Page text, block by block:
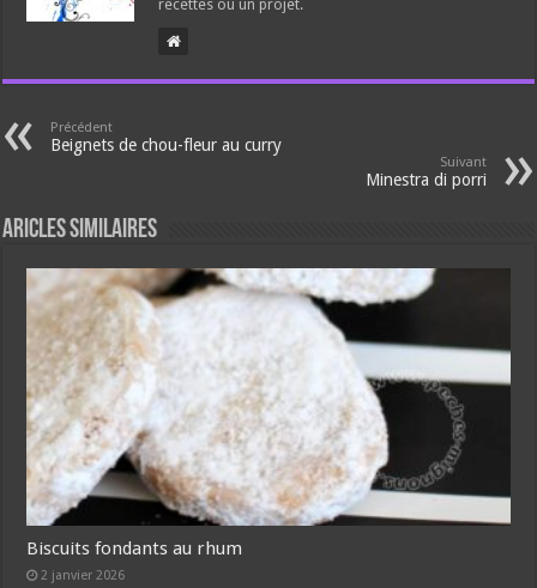
recettes ou un projet.
Précédent
Beignets de chou-fleur au curry
Suivant
Minestra di porri
Aricles similaires
Biscuits fondants au rhum
2 janvier 2026